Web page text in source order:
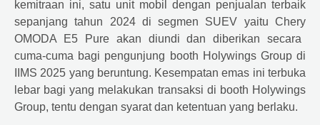
kemitraan ini, satu unit mobil dengan penjualan terbaik
sepanjang tahun 2024 di segmen SUEV yaitu Chery
OMODA E5 Pure akan diundi dan diberikan secara
cuma-cuma bagi pengunjung booth Holywings Group di
IIMS 2025 yang beruntung. Kesempatan emas ini terbuka
lebar bagi yang melakukan transaksi di booth Holywings
Group, tentu dengan syarat dan ketentuan yang berlaku.